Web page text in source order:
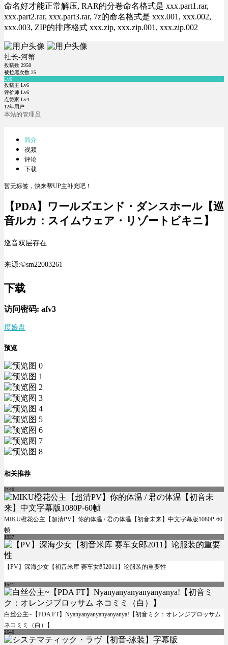
命名好才能正常解压, RAR的分卷命名格式是 xxx.part1.rar,
xxx.part2.rar, xxx.part3.rar, 7z的命名格式是 xxx.001, xxx.002,
xxx.003, ZIP的排序格式 xxx.zip, xxx.zip.001, xxx.zip.002
社长-河蟹
投稿数 2958
被拉黑次数 25
Lv6
投稿主 Lv6
评价师 Lv6
点赞家 Lv4
12年用户
本站的管理员
简介
视频
评论
下载
暂无标签，快来帮UP主补充吧！
【PDA】ワールズエンド・ダンスホール【巡
音ルカ：スイムウェア・リゾートビキニ】
巡音双层存在
来源:©sm22003261
下载
访问密码: afv3
度娘盘
预览
相关推荐
2140
MIKU橙花公主【超清PV】你的体温 / 君の体温【初音未来】中文字幕版1080P-60
帧
1937
【PV】深海少女【初音米库 赛车女郎2011】论服装的重要性
1541
白丝公主~【PDA FT】Nyanyanyanyanyanyanya!【初音ミク：オレンジブロッサム
ネコミミ（白）】
2640